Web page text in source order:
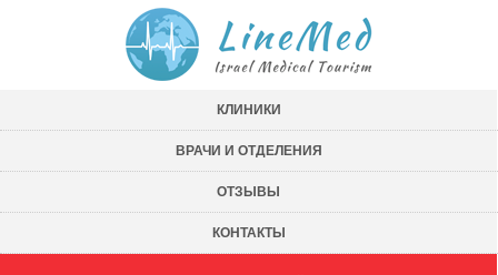
КЛИНИКИ
ВРАЧИ И ОТДЕЛЕНИЯ
ОТЗЫВЫ
КОНТАКТЫ